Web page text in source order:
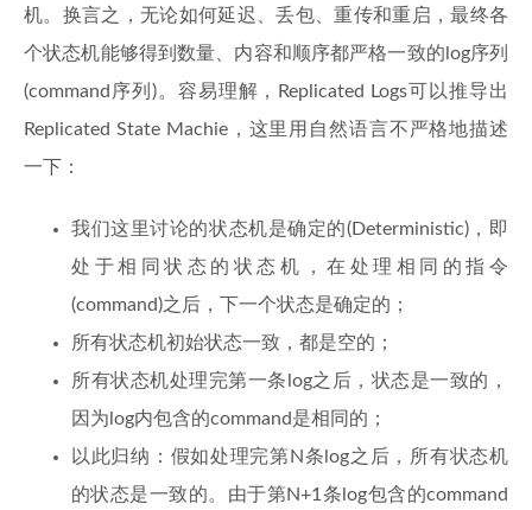
机。换言之，无论如何延迟、丢包、重传和重启，最终各
个状态机能够得到数量、内容和顺序都严格一致的log序列
(command序列)。容易理解，Replicated Logs可以推导出
Replicated State Machie，这里用自然语言不严格地描述
一下：
我们这里讨论的状态机是确定的(Deterministic)，即
处于相同状态的状态机，在处理相同的指令
(command)之后，下一个状态是确定的；
所有状态机初始状态一致，都是空的；
所有状态机处理完第一条log之后，状态是一致的，
因为log内包含的command是相同的；
以此归纳：假如处理完第N条log之后，所有状态机
的状态是一致的。由于第N+1条log包含的command